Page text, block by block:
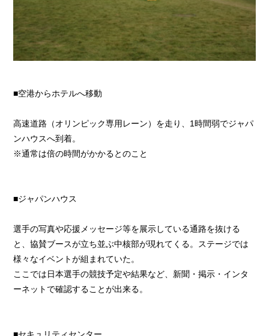
■空港からホテルへ移動
高速道路（オリンピック専用レーン）を走り、1時間弱でジャパ
ンハウスへ到着。
※通常は倍の時間がかかるとのこと
■ジャパンハウス
選手の写真や応援メッセージ等を展示している通路を抜ける
と、協賛ブースが立ち並ぶ中核部が現れてくる。ステージでは
様々なイベントが組まれていた。
ここでは日本選手の競技予定や結果など、新聞・掲示・インタ
ーネットで確認することが出来る。